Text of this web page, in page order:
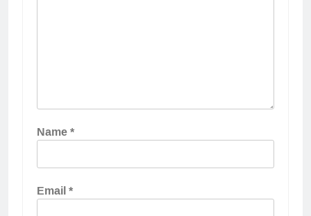
Name*
Email*